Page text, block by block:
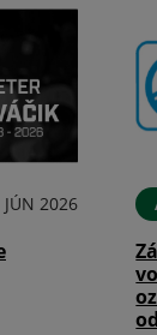
JÚN 2026